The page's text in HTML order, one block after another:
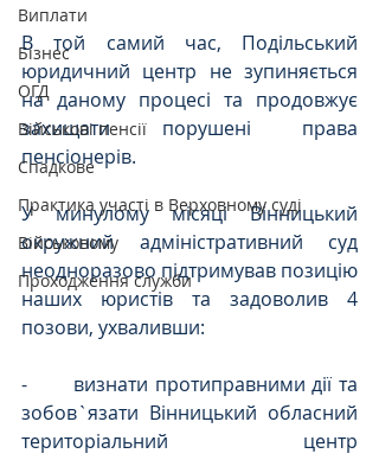
Виплати
Бізнес
ОГД
Військові пенсії
Спадкове
Практика участі в Верховному суді
Військовому
Проходження служби
В той самий час, Подільський
юридичний центр не зупиняється
на даному процесі та продовжує
захищати порушені права
пенсіонерів.
У минулому місяці Вінницький
окружний адміністративний суд
неодноразово підтримував позицію
наших юристів та задоволив 4
позови, ухваливши:
-       визнати протиправними дії та
зобов`язати Вінницький обласний
територіальний центр